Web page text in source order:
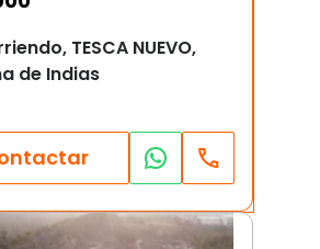
TESCA NUEVO,
de Indias